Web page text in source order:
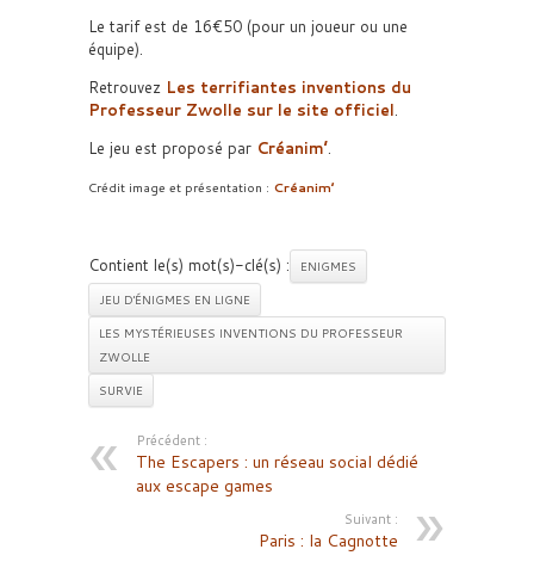
Le tarif est de 16€50 (pour un joueur ou une
équipe).
Retrouvez Les terrifiantes inventions du
Professeur Zwolle sur le site officiel.
Le jeu est proposé par Créanim’.
Crédit image et présentation : Créanim’
Contient le(s) mot(s)-clé(s) :
ENIGMES
JEU D'ÉNIGMES EN LIGNE
LES MYSTÉRIEUSES INVENTIONS DU PROFESSEUR
ZWOLLE
SURVIE
Précédent :
The Escapers : un réseau social dédié
aux escape games
Suivant :
Paris : la Cagnotte